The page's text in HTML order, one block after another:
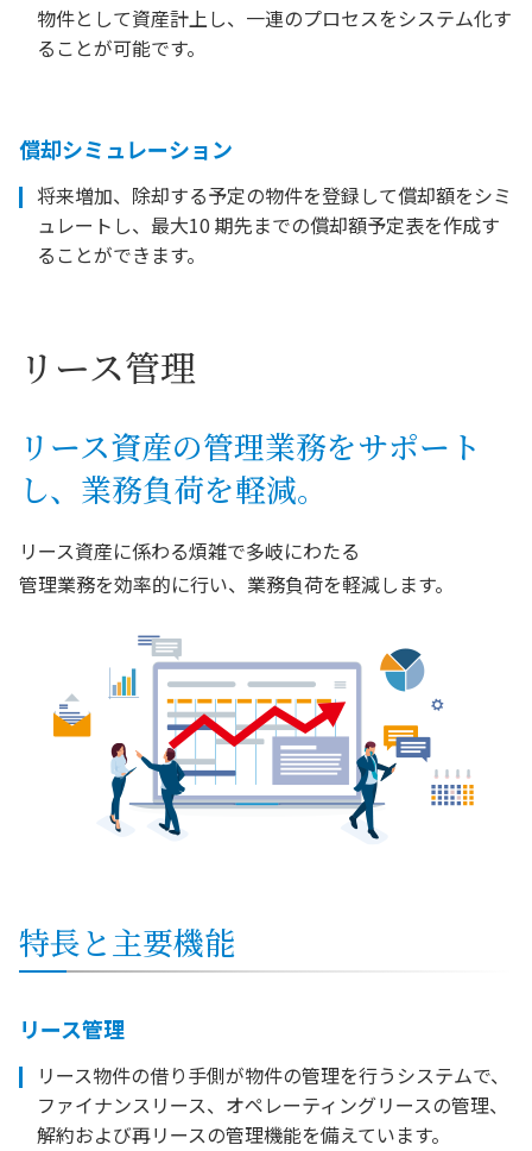
物件として資産計上し、一連のプロセスをシステム化す
ることが可能です。
償却シミュレーション
将来増加、除却する予定の物件を登録して償却額をシミ
ュレートし、最大10 期先までの償却額予定表を作成す
ることができます。
リース管理
リース資産の管理業務をサポート
し、業務負荷を軽減。
リース資産に係わる煩雑で多岐にわたる
管理業務を効率的に行い、業務負荷を軽減します。
特長と主要機能
リース管理
リース物件の借り手側が物件の管理を行うシステムで、
ファイナンスリース、オペレーティングリースの管理、
解約および再リースの管理機能を備えています。